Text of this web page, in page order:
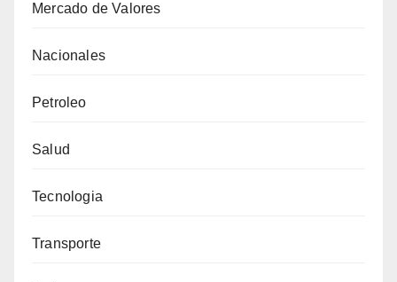
Mercado de Valores
Nacionales
Petroleo
Salud
Tecnologia
Transporte